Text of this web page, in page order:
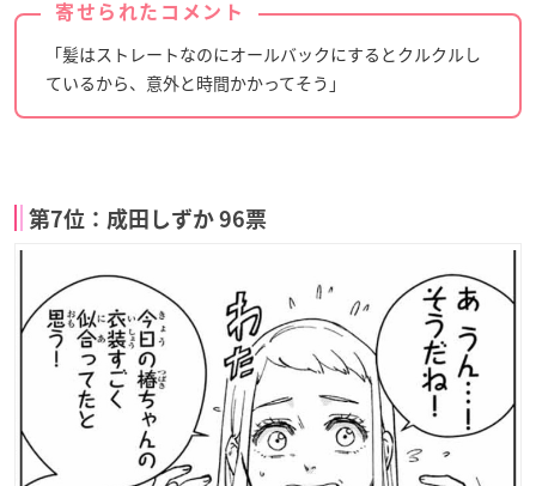
寄せられたコメント
「髪はストレートなのにオールバックにするとクルクルし
ているから、意外と時間かかってそう」
第7位：成田しずか 96票